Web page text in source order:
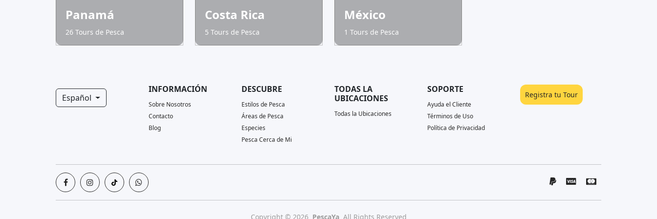
Panamá
26 Tours de Pesca
Costa Rica
5 Tours de Pesca
México
1 Tours de Pesca
Español
INFORMACIÓN
Sobre Nosotros
Contacto
Blog
DESCUBRE
Estilos de Pesca
Áreas de Pesca
Especies
Pesca Cerca de Mi
TODAS LA
UBICACIONES
Todas la Ubicaciones
SOPORTE
Ayuda el Cliente
Términos de Uso
Política de Privacidad
Registra tu Tour
Copyright © 2026 PescaYa All Rights Reserved